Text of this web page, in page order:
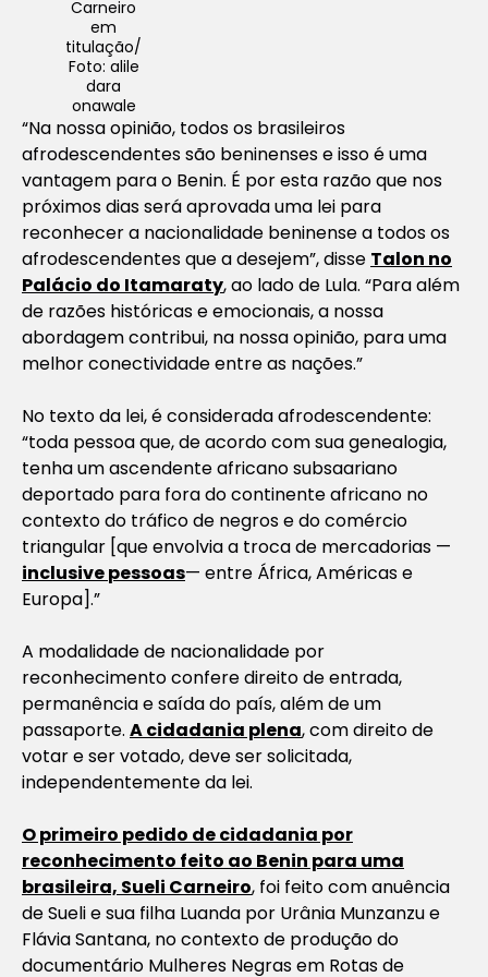
Carneiro
em
titulação/
Foto: alile
dara
onawale
“Na nossa opinião, todos os brasileiros
afrodescendentes são beninenses e isso é uma
vantagem para o Benin. É por esta razão que nos
próximos dias será aprovada uma lei para
reconhecer a nacionalidade beninense a todos os
afrodescendentes que a desejem”, disse Talon no
Palácio do Itamaraty, ao lado de Lula. “Para além
de razões históricas e emocionais, a nossa
abordagem contribui, na nossa opinião, para uma
melhor conectividade entre as nações.”
No texto da lei, é considerada afrodescendente:
“toda pessoa que, de acordo com sua genealogia,
tenha um ascendente africano subsaariano
deportado para fora do continente africano no
contexto do tráfico de negros e do comércio
triangular [que envolvia a troca de mercadorias —
inclusivepessoas— entre África, Américas e
Europa].”
A modalidade de nacionalidade por
reconhecimento confere direito de entrada,
permanência e saída do país, além de um
passaporte. A cidadania plena, com direito de
votar e ser votado, deve ser solicitada,
independentemente da lei.
O primeiro pedido de cidadania por
reconhecimento feito ao Benin para uma
brasileira, Sueli Carneiro, foi feito com anuência
de Sueli e sua filha Luanda por Urânia Munzanzu e
Flávia Santana, no contexto de produção do
documentário Mulheres Negras em Rotas de